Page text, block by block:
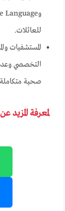
للعائلات.
المستشفيات
التخصصي وعدد
صحية
لمعرفة المزيد